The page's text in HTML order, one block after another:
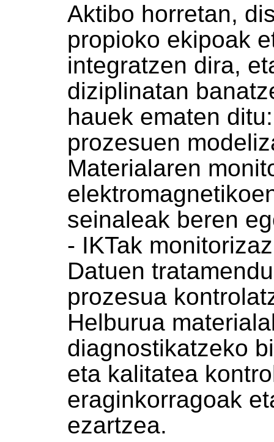
Aktibo horretan,
propioko ekipoak
integratzen dira,
diziplinatan
hauek ematen
prozesuen
Materialaren
seinaleak beren
- IKTak
Datuen
prozesua
Helburua
diagnostikatzeko
eta kalitatea
eraginkorragoak
ezartzea.